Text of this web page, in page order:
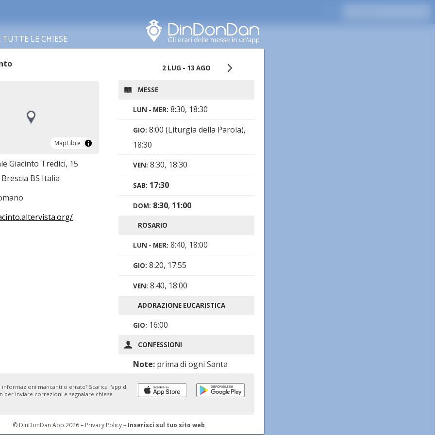
LE CHIESE
MapLibre
MapLibre
Giacinto Tredici, 15
BS Italia
2 LUG - 13 AGO
MESSE
LUN - MER: 8:30, 18:30
GIO: 8:00 (Liturgia della Parola),
18:30
VEN: 8:30, 18:30
SAB: 17:30
DOM: 8:30, 11:00
ROSARIO
LUN - MER: 8:40, 18:00
GIO: 8:20, 17:55
VEN: 8:40, 18:00
ADORAZIONE EUCARISTICA
GIO: 16:00
CONFESSIONI
Note: prima di ogni Santa
informazioni mancanti o errate? Scarica l'app di
per inviare correzioni e segnalare chiese
© DinDonDan App 2026 – Privacy Policy– Inserisci sul tuo sito web